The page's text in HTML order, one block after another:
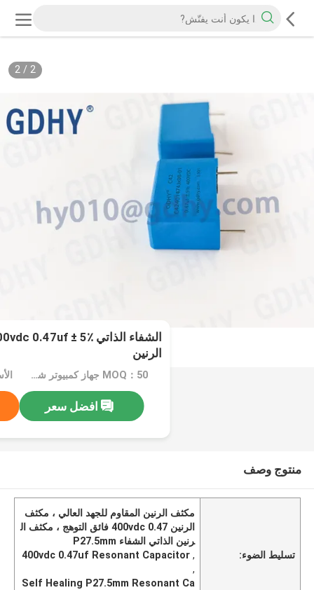
2
/
2
الرنين
MOQ：50 جهاز كمبيوتر شخصى
افضل سعر
منتوج وصف
تسليط الضوء:
مكثف الرنين المقاوم للجهد العالي ، مكثف
الرنين 400vdc 0.47 فائق التوهج ، مكثف ال
رنين الذاتي الشفاء P27.5mm
,
400vdc 0.47uf Resonant Capacitor
,
Self Healing P27.5mm Resonant Ca